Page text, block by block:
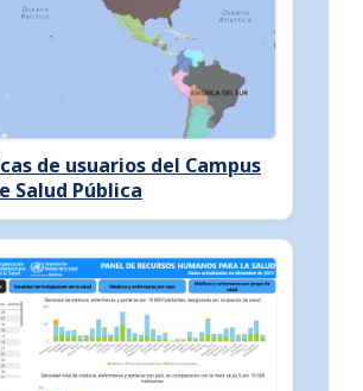
de usuarios del Campus
Salud Pública